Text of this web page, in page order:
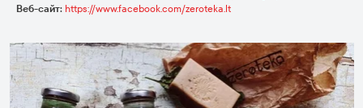
Веб-сайт: https://www.facebook.com/zeroteka.lt